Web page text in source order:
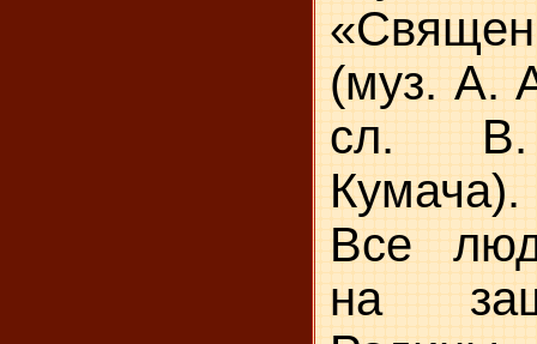
(муз. А.
сл. В.
Кумача).
Все
на